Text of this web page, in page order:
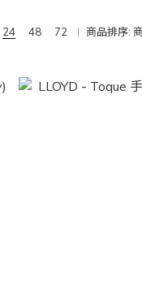
24 48 72 商品排序: